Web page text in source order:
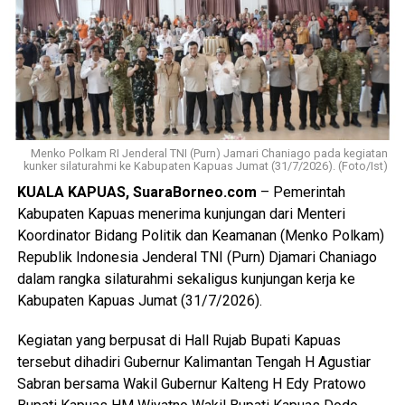
berkumpul bersama para korban. Namun usai kembali dari
menonton pertandingan final Piala Dunia ia kembali
mendatangi barak karena kembali terlibat cekcok dengan
korban,” katanya.
Nah saat pintu kamar dikunci dari dalam tersangka
menggedor hingga mendobrak pintu kemudian masuk
sambil merusak sejumlah barang dan melanjutkan
pertengkaran.
Tak lama kemudian tersangka diduga menyiramkan sekitar
satu liter BBM jenis pertalite ke lantai kamar dan barang-
barang milik korban sebelum menyalakan korek api yang
memicu kobaran api.
Akibat kebakaran tersebut empat orang mengalami luka
bakar, yakni Rah (26) Muh(5) Len (26) dan Am(25). Selain
korban luka sejumlah barang berharga ikut hangus terbakar
Menko Polkam RI Jenderal TNI (Purn) Jamari Chaniago pada kegiatan
kunker silaturahmi ke Kabupaten Kapuas Jumat (31/7/2026). (Foto/Ist)
KUALA KAPUAS, SuaraBorneo.com – Pemerintah
Kabupaten Kapuas menerima kunjungan dari Menteri
Koordinator Bidang Politik dan Keamanan (Menko Polkam)
Republik Indonesia Jenderal TNI (Purn) Djamari Chaniago
dalam rangka silaturahmi sekaligus kunjungan kerja ke
Kabupaten Kapuas Jumat (31/7/2026).
Kegiatan yang berpusat di Hall Rujab Bupati Kapuas
tersebut dihadiri Gubernur Kalimantan Tengah H Agustiar
Sabran bersama Wakil Gubernur Kalteng H Edy Pratowo